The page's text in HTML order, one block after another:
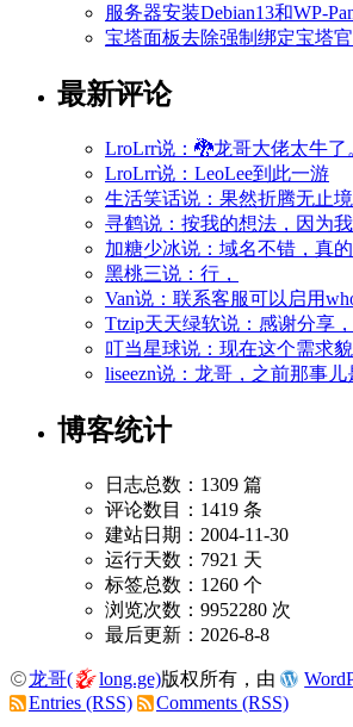
服务器安装Debian13和WP-
宝塔面板去除强制绑定宝塔
最新评论
LroLrr说：🐉龙哥大佬太牛了
LroLrr说：LeoLee到此一游
生活笑话说：果然折腾无止
寻鹤说：按我的想法，因为
加糖少冰说：域名不错，真
黑桃三说：行，
Van说：联系客服可以启用
Ttzip天天绿软说：感谢分享
叮当星球说：现在这个需求
liseezn说：龙哥，之前那事
博客统计
日志总数：1309 篇
评论数目：1419 条
建站日期：2004-11-30
运行天数：7921 天
标签总数：1260 个
浏览次数：9952280 次
最后更新：2026-8-8
龙哥( long.ge)版权所有，由
Entries (RSS)
Comments (RSS)